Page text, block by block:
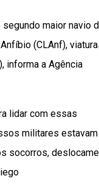
maior navio
(CLAnf),
informa a Agência
lidar com essas
militares
socorros,